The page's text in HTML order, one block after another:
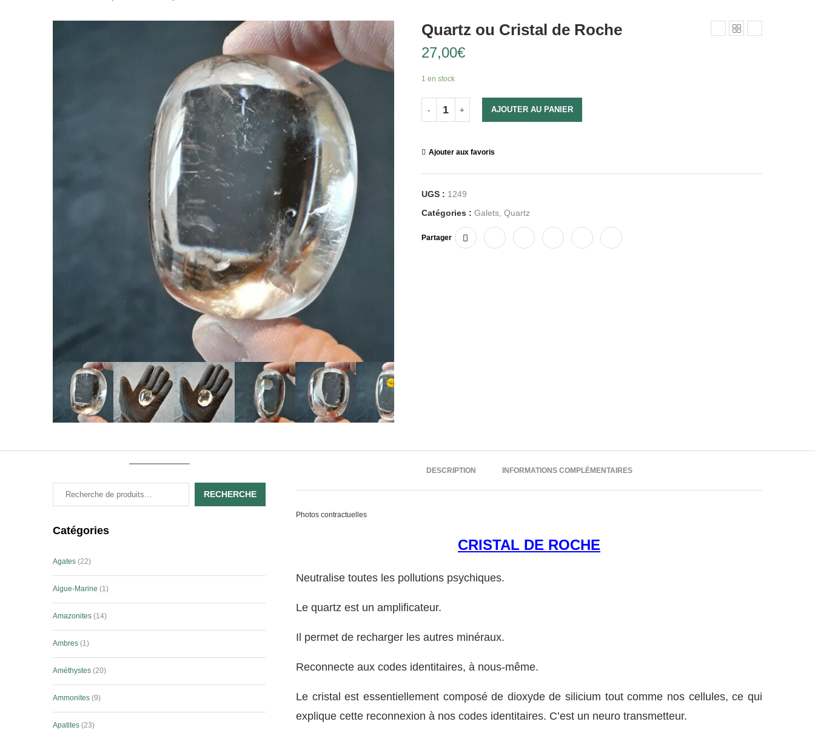
Quartz ou Cristal de Roche
27,00€
1 en stock
AJOUTER AU PANIER
Ajouter aux favoris
UGS : 1249
Catégories : Galets, Quartz
Partager
DESCRIPTION INFORMATIONS COMPLÉMENTAIRES
Photos contractuelles
CRISTAL DE ROCHE
Neutralise toutes les pollutions psychiques.
Le quartz est un amplificateur.
Il permet de recharger les autres minéraux.
Reconnecte aux codes identitaires, à nous-même.
Le cristal est essentiellement composé de dioxyde de silicium tout comme nos cellules, ce qui
explique cette reconnexion à nos codes identitaires. C’est un neuro transmetteur.
RECHERCHE
Catégories
Agates 22
Aigue-Marine 1
Amazonites 14
Ambres 1
Améthystes 20
Ammonites 9
Apatites 23